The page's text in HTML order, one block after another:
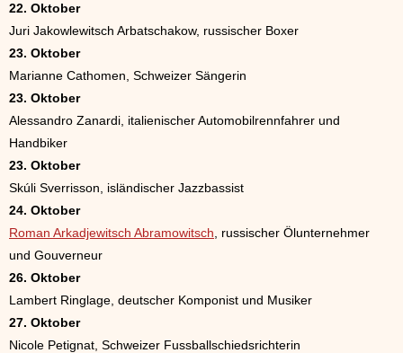
22. Oktober
Juri Jakowlewitsch Arbatschakow, russischer Boxer
23. Oktober
Marianne Cathomen, Schweizer Sängerin
23. Oktober
Alessandro Zanardi, italienischer Automobilrennfahrer und
Handbiker
23. Oktober
Skúli Sverrisson, isländischer Jazzbassist
24. Oktober
Roman Arkadjewitsch Abramowitsch , russischer Ölunternehmer
und Gouverneur
26. Oktober
Lambert Ringlage, deutscher Komponist und Musiker
27. Oktober
Nicole Petignat, Schweizer Fussballschiedsrichterin